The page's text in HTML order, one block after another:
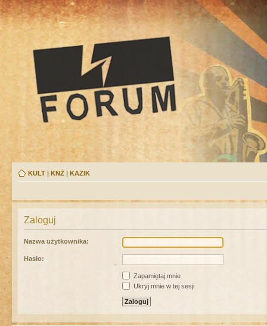
KULT | KNŻ | KAZIK
Zaloguj
Nazwa użytkownika:
Hasło:
Zapamiętaj mnie
Ukryj mnie w tej sesji